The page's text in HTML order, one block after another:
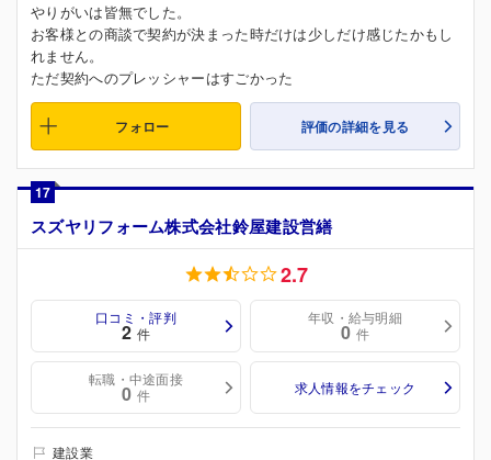
やりがいは皆無でした。
お客様との商談で契約が決まった時だけは少しだけ感じたかもし
れません。
ただ契約へのプレッシャーはすごかった
フォロー 評価の詳細を見る
17
スズヤリフォーム株式会社鈴屋建設営繕
2.7
口コミ・評判
2 件
年収・給与明細
0 件
転職・中途面接
0 件 求人情報をチェック
建設業